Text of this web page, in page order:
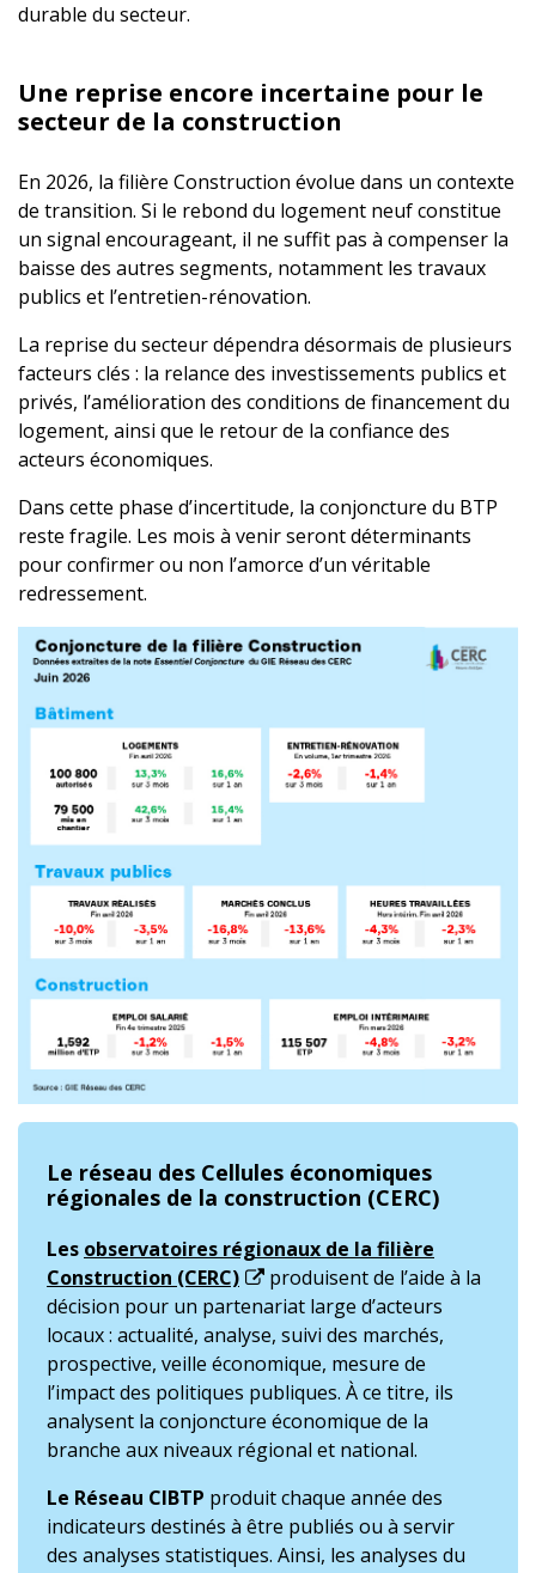
durable du secteur.
Une reprise encore incertaine pour le
secteur de la construction
En 2026, la filière Construction évolue dans un contexte
de transition. Si le rebond du logement neuf constitue
un signal encourageant, il ne suffit pas à compenser la
baisse des autres segments, notamment les travaux
publics et l’entretien-rénovation.
La reprise du secteur dépendra désormais de plusieurs
facteurs clés : la relance des investissements publics et
privés, l’amélioration des conditions de financement du
logement, ainsi que le retour de la confiance des
acteurs économiques.
Dans cette phase d’incertitude, la conjoncture du BTP
reste fragile. Les mois à venir seront déterminants
pour confirmer ou non l’amorce d’un véritable
redressement.
Le réseau des Cellules économiques
régionales de la construction (CERC)
Les observatoires régionaux de la filière
Construction (CERC)
produisent de l’aide à la
décision pour un partenariat large d’acteurs
locaux : actualité, analyse, suivi des marchés,
prospective, veille économique, mesure de
l’impact des politiques publiques. À ce titre, ils
analysent la conjoncture économique de la
branche aux niveaux régional et national.
Le Réseau CIBTP produit chaque année des
indicateurs destinés à être publiés ou à servir
des analyses statistiques. Ainsi, les analyses du